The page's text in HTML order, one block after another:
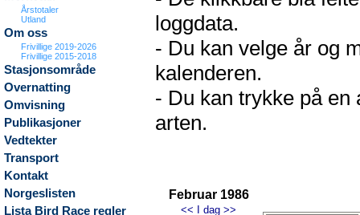
Årstotaler
Utland
Om oss
Frivillige 2019-2026
Frivillige 2015-2018
Stasjonsområde
Overnatting
Omvisning
Publikasjoner
Vedtekter
Transport
Kontakt
Norgeslisten
Lista Bird Race regler
loggdata.
- Du kan velge år og
kalenderen.
- Du kan trykke på en
arten.
Februar 1986
<< I dag >>